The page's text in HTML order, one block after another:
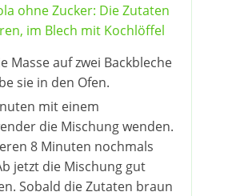
Masse auf zwei Backbleche
sie in den Ofen.
mit einem
die Mischung wenden.
8 Minuten nochmals
jetzt die Mischung gut
Sobald die Zutaten braun